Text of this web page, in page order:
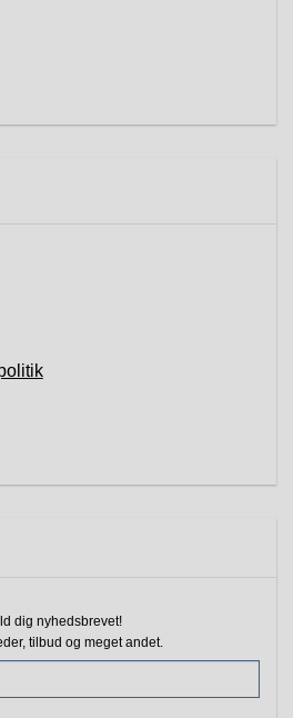
dig nyhedsbrevet!
tilbud og meget andet.